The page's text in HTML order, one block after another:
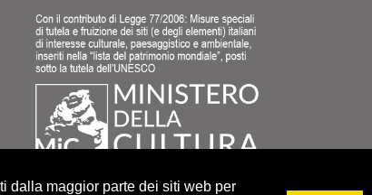
dalla maggior parte dei siti web per